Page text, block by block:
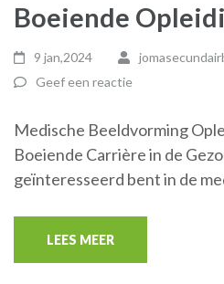
Boeiende
9 jan,2024
Geef een reactie
Medische Beeldvorming
Boeiende Carrière in de
geïnteresseerd bent in de
LEES MEER